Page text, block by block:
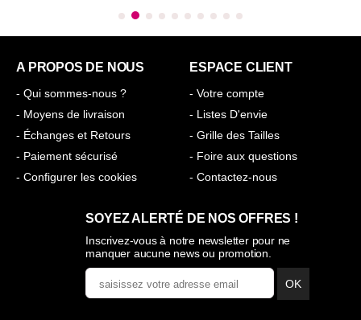
A PROPOS DE NOUS
- Qui sommes-nous ?
- Moyens de livraison
- Échanges et Retours
- Paiement sécurisé
- Configurer les cookies
ESPACE CLIENT
- Votre compte
- Listes D'envie
- Grille des Tailles
- Foire aux questions
- Contactez-nous
SOYEZ ALERTÉ DE NOS OFFRES !
Inscrivez-vous à notre newsletter pour ne
manquer aucune news ou promotion.
OK